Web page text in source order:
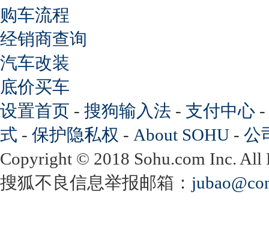
购车流程
经销商查询
汽车改装
底价买车
设置首页 - 搜狗输入法 - 支付中心 -
式 - 保护隐私权 - About SOHU - 公
Copyright © 2018 Sohu.com Inc.
搜狐不良信息举报邮箱：